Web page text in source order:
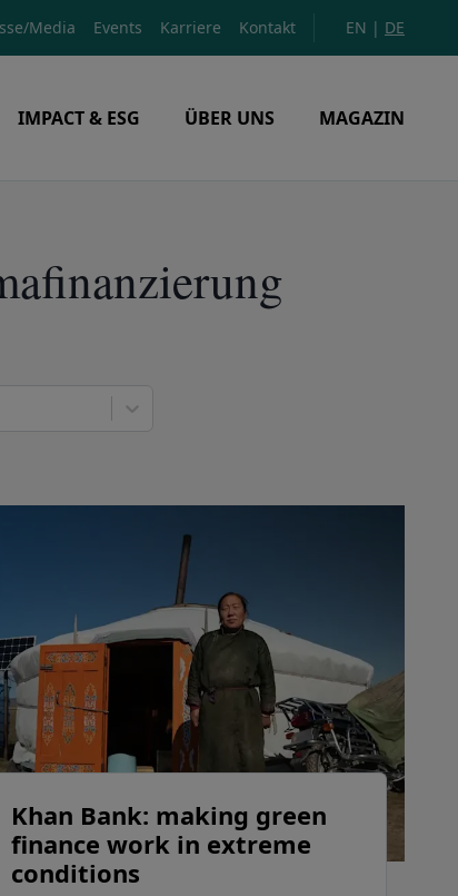
Media Events Karriere Kontakt EN | DE
IMPACT & ESG ÜBER UNS MAGAZIN
Khan Bank: making green
finance work in extreme
conditions